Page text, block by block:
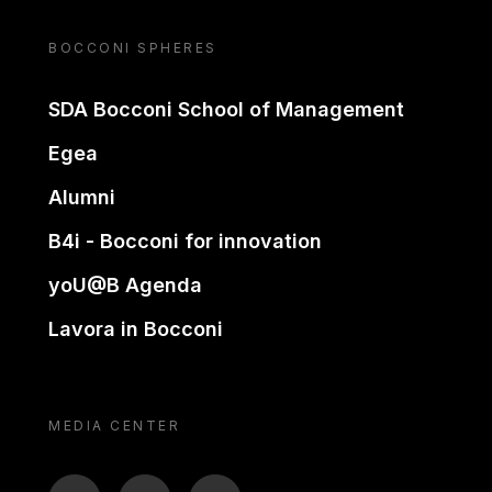
BOCCONI SPHERES
SDA Bocconi School of Management
Egea
Alumni
B4i - Bocconi for innovation
yoU@B Agenda
Lavora in Bocconi
MEDIA CENTER
BTV TL ON